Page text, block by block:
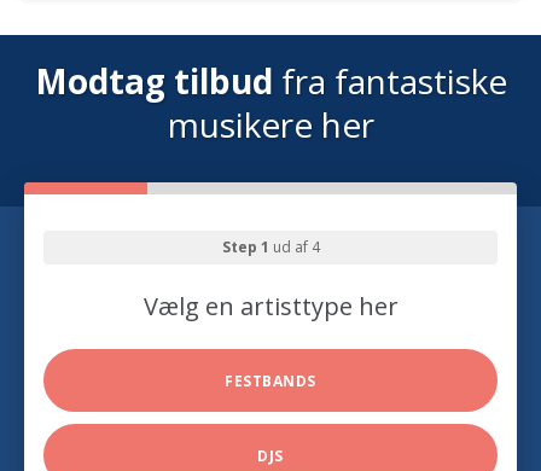
Modtag tilbud fra fantastiske
musikere her
Step 1 ud af 4
Vælg en artisttype her
FESTBANDS
DJS